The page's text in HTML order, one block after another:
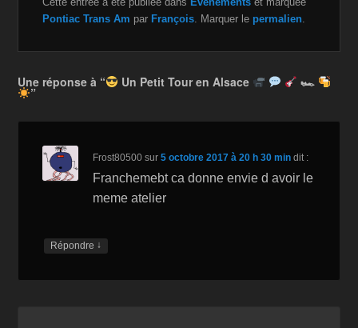
c
o
o
k
tt
a
n
W
h
Li
ail p
n
k
ta
Pontiac Trans Am par François . Marquer le permalien
Une réponse à “ Un Petit Tour en Alsace 🏎
”
Frost80500 sur5 octobre 2017 à 20 h 30 min dit :
Franchemebt ca donne envie d avoir le
meme atelier
Répondre ↓